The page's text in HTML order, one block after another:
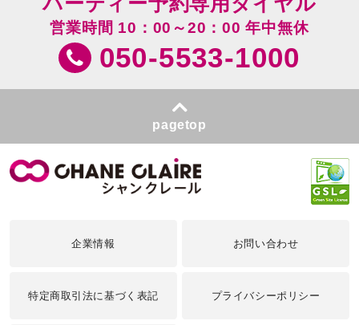
営業時間 10：00～20：00 年中無休
050-5533-1000
pagetop
企業情報 お問い合わせ
特定商取引法に基づく表記 プライバシーポリシー